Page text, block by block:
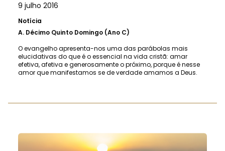
9 julho 2016
Notícia
A. Décimo Quinto Domingo (Ano C)
O evangelho apresenta-nos uma das parábolas mais
elucidativas do que é o essencial na vida cristã: amar
efetiva, afetiva e generosamente o próximo, porque é nesse
amor que manifestamos se de verdade amamos a Deus.